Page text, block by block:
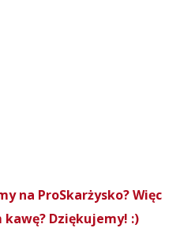
na ProSkarżysko? Więc
Dziękujemy! :)